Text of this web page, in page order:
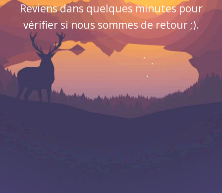
Reviens dans quelques minutes pour
vérifier si nous sommes de retour ;).